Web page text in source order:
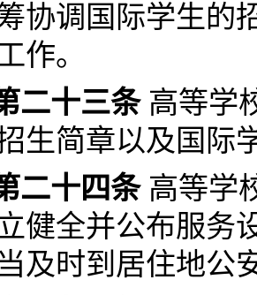
协调国际学生的
作。
二十三条高等学
生简章以及国际
二十四条高等学
健全并公布服务
及时到居住地公